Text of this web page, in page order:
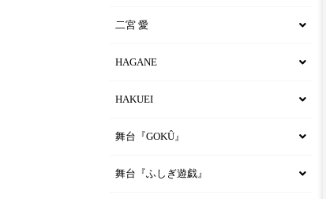
二宮 愛
HAGANE
HAKUEI
舞台『GOKÛ』
舞台『ふしぎ遊戯』